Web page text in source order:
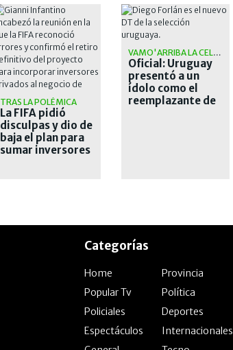
TRAS LA POLÉMICA
La FIFA pidió
disculpas y dio de
baja el plan para
sumar inversores
VAMO'ARRIBA LA CELESTE
Oficial: Uruguay
presentó a un
ídolo como el
reemplazante de
Categorías
Home
Provincia
Popular Tv
Política
Policiales
Deportes
Espectáculos
Internacionales